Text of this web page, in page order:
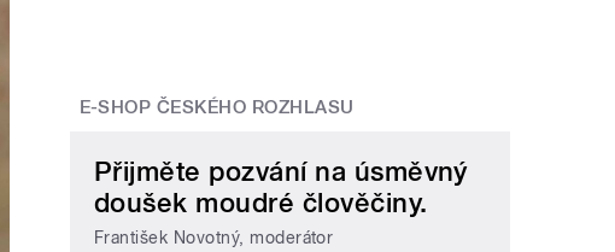
E-SHOP ČESKÉHO ROZHLASU
Přijměte pozvání na úsměvný
doušek moudré člověčiny.
František Novotný, moderátor